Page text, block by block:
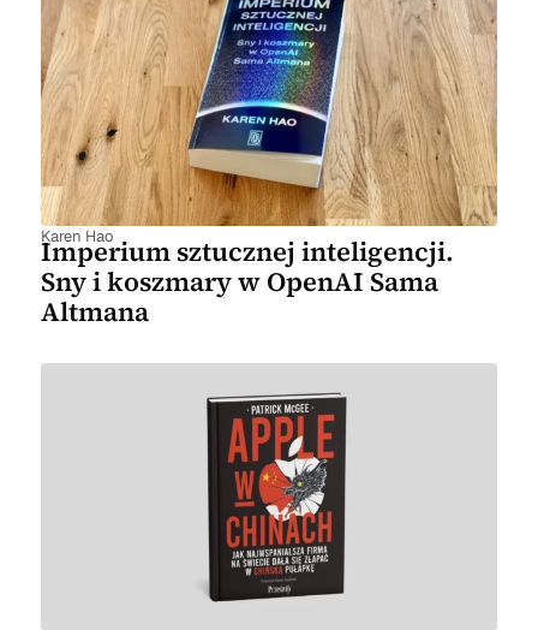
Karen Hao
Imperium sztucznej inteligencji.
Sny i koszmary w OpenAI Sama
Altmana